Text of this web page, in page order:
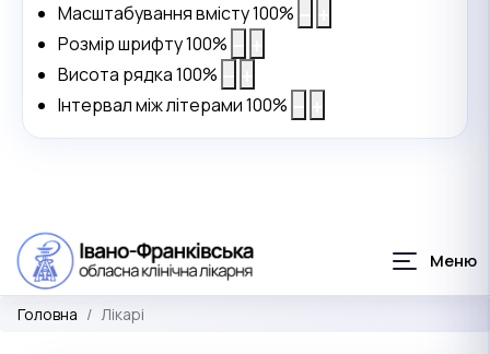
Масштабування вмісту100%
Розмір шрифту100%
Висота рядка100%
Інтервал між літерами100%
Головна Лікарі